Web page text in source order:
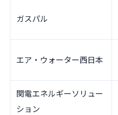
ガスパル
エア・ウォーター西日本
関電エネルギーソリュー
ション